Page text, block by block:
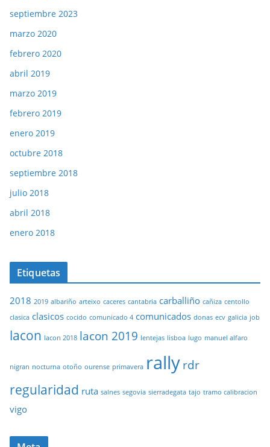
septiembre 2023
marzo 2020
febrero 2020
abril 2019
marzo 2019
febrero 2019
enero 2019
octubre 2018
septiembre 2018
julio 2018
abril 2018
enero 2018
Etiquetas
2018 2019 albariño arteixo caceres cantabria carballiño cañiza centollo
clasica clasicos cocido comunicado 4 comunicados donas ecv galicia job
lacon lacon 2018 lacon 2019 lentejas lisboa lugo manuel alfaro
nigran nocturna otoño ourense primavera rallyrdr
regularidad ruta salnes segovia sierradegata tajo tramo calibracion
vigo